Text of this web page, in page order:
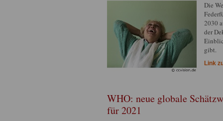
Die
2030
der
gibt.
Link
WHO: neue globale
für 2021